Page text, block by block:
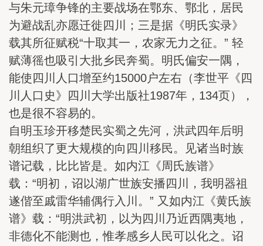
与朱元璋争锋的主要战场在鄂东、鄂北，居民
为避战乱亦愿迁徙四川；三是据《明氏实录》
载其所征赋税“十取其一，农家无力之征。” 轻
赋薄徭也吸引大批乡民奔蜀。明氏偏安一隅，
能使四川人口增至约15000户左右（李世平《四
川人口史》四川大学出版社1987年，134页），
也是很不容易的。
自明玉珍开移楚民实蜀之先河，洪武四年后明
朝组织了更大规模的向四川移民。见诸当时族
谱记载，比比皆是。如内江《周氏族谱》
载：“明初，诏以湖广世族安播四川，我明器祖
遂偕至戚雷华辅偶行入川。” 又如内江《黄氏族
谱》载：“明洪武初，以为四川乃近西隅夷地，
非德化不能测也，惟孝感乡人民可以化之。诏